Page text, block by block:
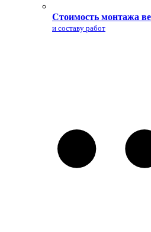
Стоимость монтажа
и составу работ